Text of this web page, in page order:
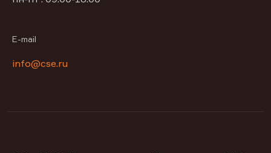
E-mail
info@cse.ru